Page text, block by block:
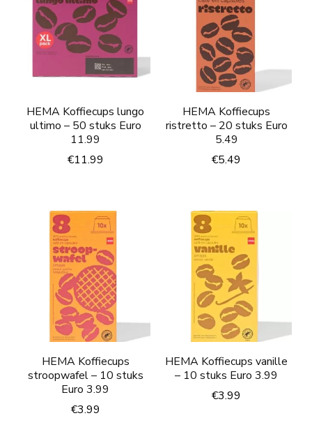
HEMA Koffiecups lungo
ultimo – 50 stuks Euro
11.99
€11.99
HEMA Koffiecups
ristretto – 20 stuks Euro
5.49
€5.49
HEMA Koffiecups
stroopwafel – 10 stuks
Euro 3.99
€3.99
HEMA Koffiecups vanille
– 10 stuks Euro 3.99
€3.99